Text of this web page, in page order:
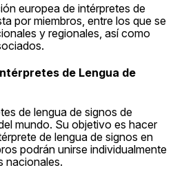
europea de intérpretes de
por miembros, entre los que se
y regionales, así como
de Lengua de
de lengua de signos de
mundo. Su objetivo es hacer
de lengua de signos en
podrán unirse individualmente
nacionales.